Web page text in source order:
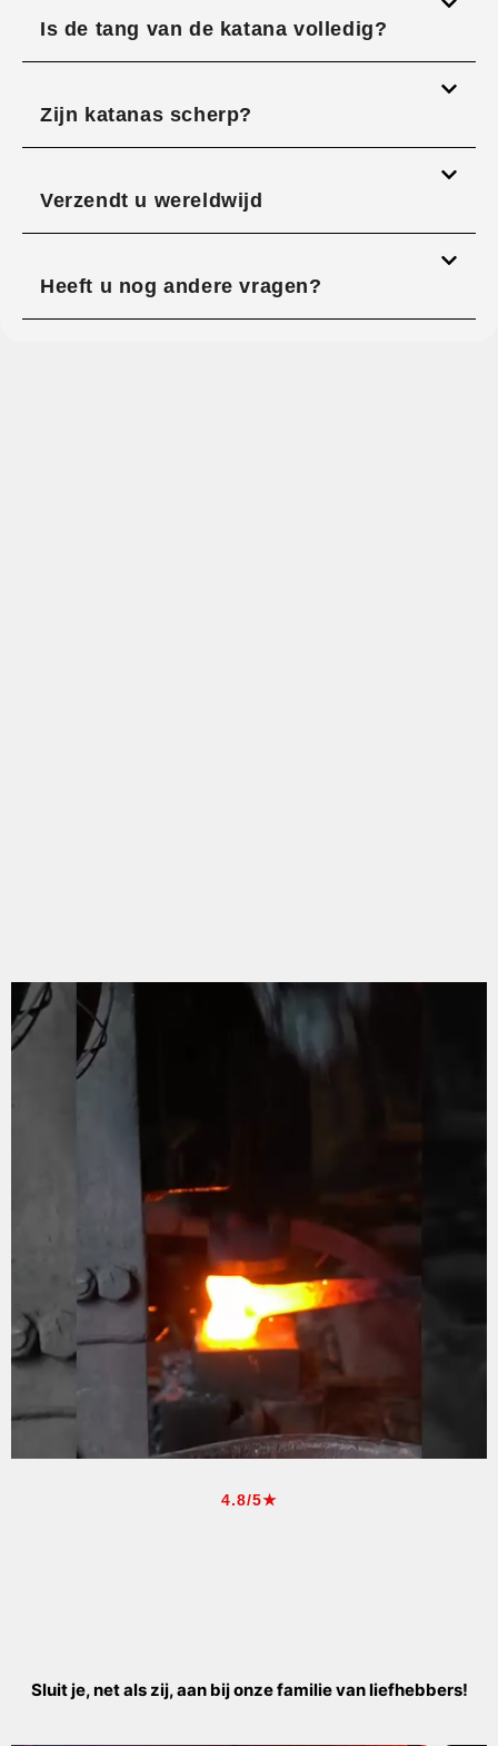
Is de tang van de katana volledig?
Zijn katanas scherp?
Verzendt u wereldwijd
Heeft u nog andere vragen?
4.8/5★
Sluit je, net als zij, aan bij onze familie van liefhebbers!